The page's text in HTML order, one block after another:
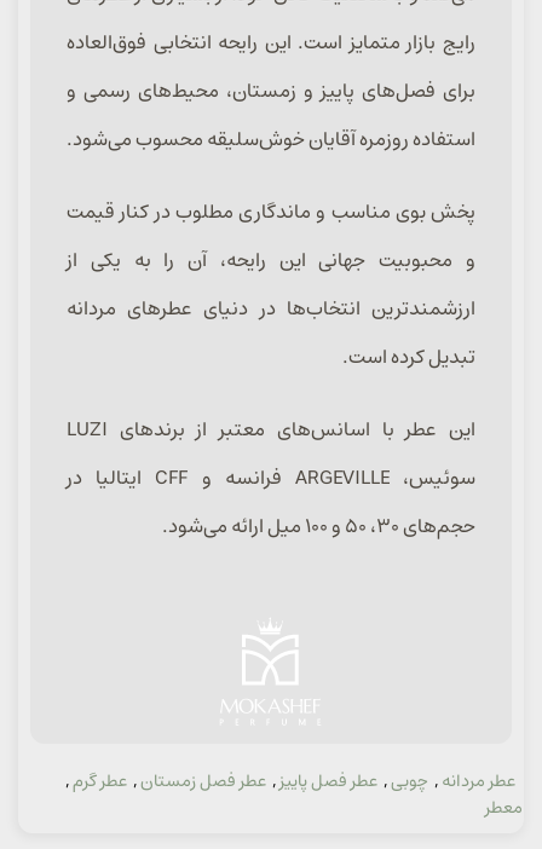
رایج بازار متمایز است. این رایحه انتخابی فوق‌العاده
برای فصل‌های پاییز و زمستان، محیط‌های رسمی و
استفاده روزمره آقایان خوش‌سلیقه محسوب می‌شود.
پخش بوی مناسب و ماندگاری مطلوب در کنار قیمت
و محبوبیت جهانی این رایحه، آن را به یکی از
ارزشمندترین انتخاب‌ها در دنیای عطرهای مردانه
تبدیل کرده است.
این عطر با اسانس‌های معتبر از برندهای LUZI
سوئیس، ARGEVILLE فرانسه و CFF ایتالیا در
حجم‌های ۳۰، ۵۰ و ۱۰۰ میل ارائه می‌شود.
عطر مردانه, چوبی, عطر فصل پاییز, عطر فصل زمستان, عطر گرم,
معطر